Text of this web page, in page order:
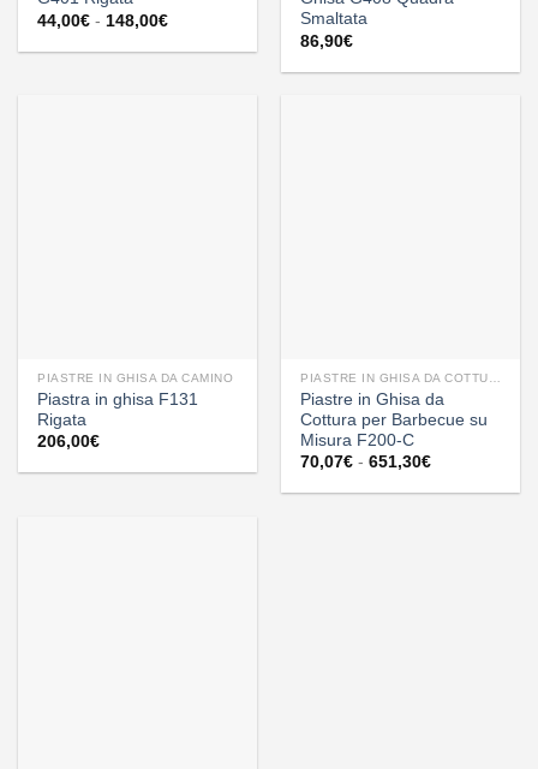
44,00€ - 148,00€Fascia
prezzo:
Smaltata
86,90€
PIASTRE IN GHISA DA CAMINO
Piastra in ghisa F131
Rigata
206,00€
Piastre in Ghisa da
Cottura per Barbecue su
Misura F200-C
70,07€ - 651,30€Fascia
prezzo: